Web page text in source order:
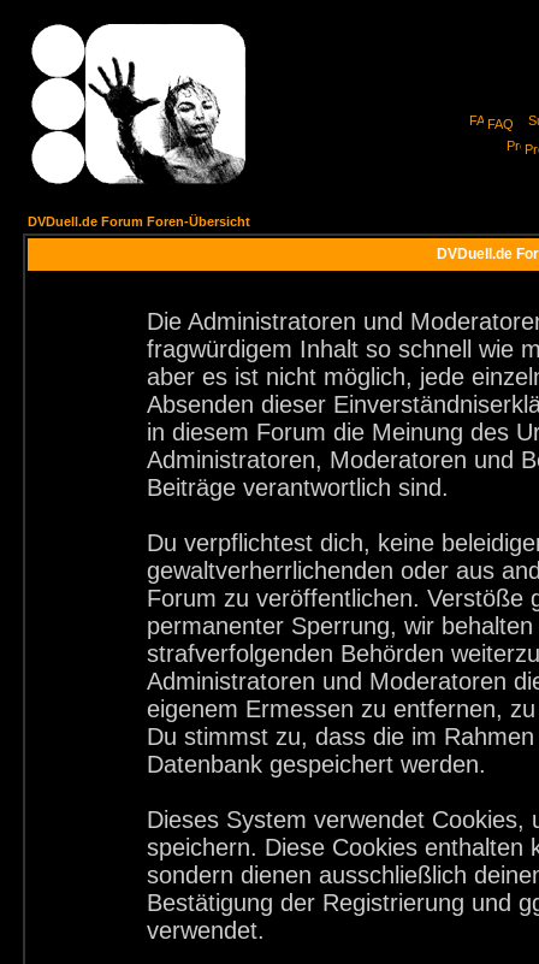
FAQ
DVDuell.de Forum Foren-Übersicht
DVDuell.de
Die Administratoren und
fragwürdigem Inhalt so schnell wie
aber es ist nicht möglich, jede
Absenden dieser
in diesem Forum die Meinung des
Administratoren, Moderatoren und
Beiträge verantwortlich sind.
Du verpflichtest dich, keine
gewaltverherrlichenden oder aus
Forum zu veröffentlichen. Verstöße
permanenter Sperrung, wir
strafverfolgenden Behörden
Administratoren und Moderatoren
eigenem Ermessen zu entfernen,
Du stimmst zu, dass die im
Datenbank gespeichert werden.
Dieses System verwendet
speichern. Diese Cookies enthalten
sondern dienen ausschließlich
Bestätigung der Registrierung und
verwendet.